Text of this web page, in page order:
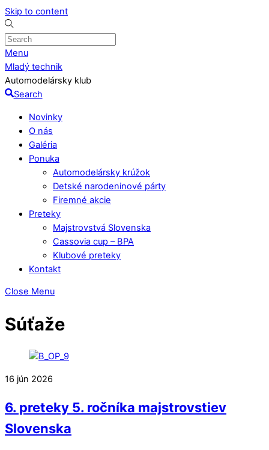
Skip to content
Menu
Mladý technik
Automodelársky klub
Search
Novinky
O nás
Galéria
Ponuka
Automodelársky krúžok
Detské narodeninové párty
Firemné akcie
Preteky
Majstrovstvá Slovenska
Cassovia cup – BPA
Klubové preteky
Kontakt
Close Menu
Súťaže
16 jún 2026
6. preteky 5. ročníka majstrovstiev
Slovenska